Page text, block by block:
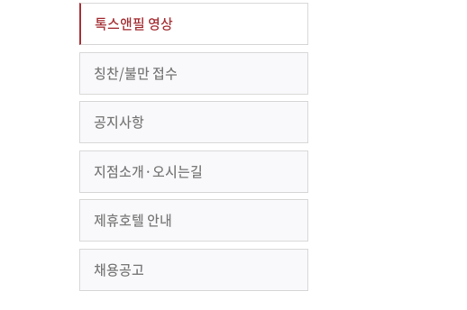
톡스앤필 영상
칭찬/불만 접수
공지사항
지점소개·오시는길
제휴호텔 안내
채용공고